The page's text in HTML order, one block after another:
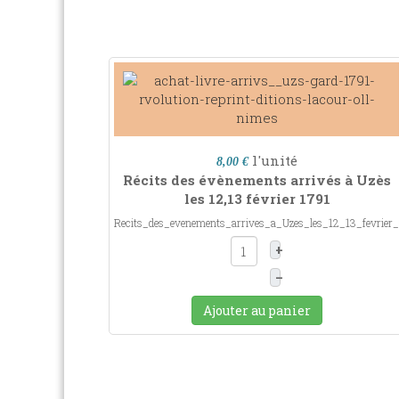
8,00 € l'unité
Récits des évènements arrivés à Uzès
les 12,13 février 1791
+
–
Ajouter au panier